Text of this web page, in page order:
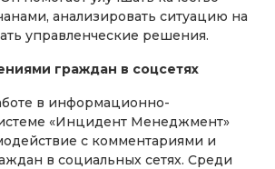
анализировать ситуацию на
управленческие решения.
граждан в соцсетях
в информационно-
«Инцидент Менеджмент»
с комментариями и
в социальных сетях. Среди